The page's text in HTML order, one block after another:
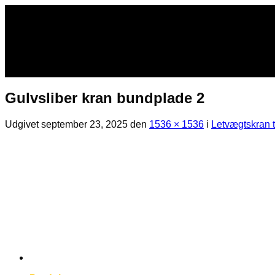
Gulvsliber kran bundplade 2
Udgivetseptember 23, 2025 den 1536 × 1536 i Letvægtskran